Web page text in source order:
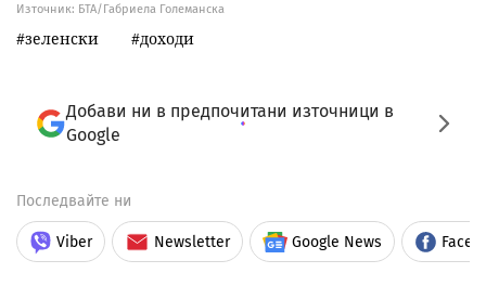
Източник: БТА/Габриела Големанска
зеленски доходи
Добави ни в предпочитани източници в
Google
Последвайте ни
Viber Newsletter Google News